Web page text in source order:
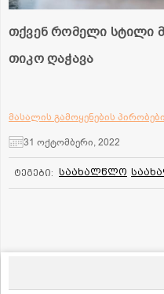
თქვენ რომელი სტილი
თიკო ღაჭავა
მასალის გამოყენების პირობები
31 ოქტომბერი, 2022
ტეგები: საახალწლო